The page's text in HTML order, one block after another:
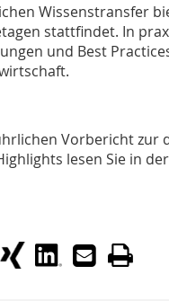
Wissenstransfer
stattfindet. In
und Best
Vorbericht zur
lesen Sie in